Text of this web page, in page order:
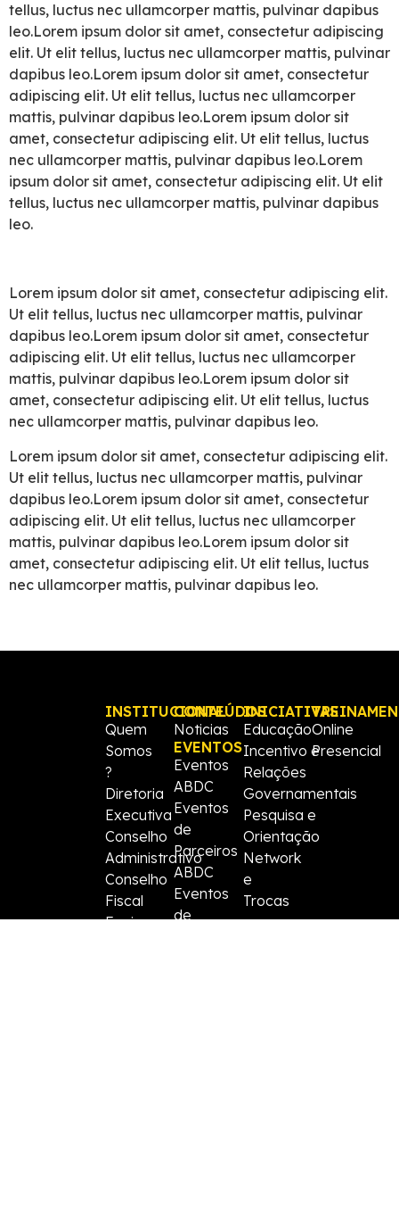
tellus, luctus nec ullamcorper mattis, pulvinar dapibus
leo.Lorem ipsum dolor sit amet, consectetur adipiscing
elit. Ut elit tellus, luctus nec ullamcorper mattis, pulvinar
dapibus leo.Lorem ipsum dolor sit amet, consectetur
adipiscing elit. Ut elit tellus, luctus nec ullamcorper
mattis, pulvinar dapibus leo.Lorem ipsum dolor sit
amet, consectetur adipiscing elit. Ut elit tellus, luctus
nec ullamcorper mattis, pulvinar dapibus leo.Lorem
ipsum dolor sit amet, consectetur adipiscing elit. Ut elit
tellus, luctus nec ullamcorper mattis, pulvinar dapibus
leo.
Lorem ipsum dolor sit amet, consectetur adipiscing elit.
Ut elit tellus, luctus nec ullamcorper mattis, pulvinar
dapibus leo.Lorem ipsum dolor sit amet, consectetur
adipiscing elit. Ut elit tellus, luctus nec ullamcorper
mattis, pulvinar dapibus leo.Lorem ipsum dolor sit
amet, consectetur adipiscing elit. Ut elit tellus, luctus
nec ullamcorper mattis, pulvinar dapibus leo.
Lorem ipsum dolor sit amet, consectetur adipiscing elit.
Ut elit tellus, luctus nec ullamcorper mattis, pulvinar
dapibus leo.Lorem ipsum dolor sit amet, consectetur
adipiscing elit. Ut elit tellus, luctus nec ullamcorper
mattis, pulvinar dapibus leo.Lorem ipsum dolor sit
amet, consectetur adipiscing elit. Ut elit tellus, luctus
nec ullamcorper mattis, pulvinar dapibus leo.
INSTITUCIONAL
Quem
Somos
?
Diretoria
Executiva
Conselho
Administrativo
Conselho
Fiscal
Equipe
CONTEÚDOS
Noticias
EVENTOS
Eventos
ABDC
Eventos
de
Parceiros
ABDC
Eventos
de
INICIATIVAS
Educação
Incentivo e
Relações
Governamentais
Pesquisa e
Orientação
Network
e
Trocas
Online
Presencial